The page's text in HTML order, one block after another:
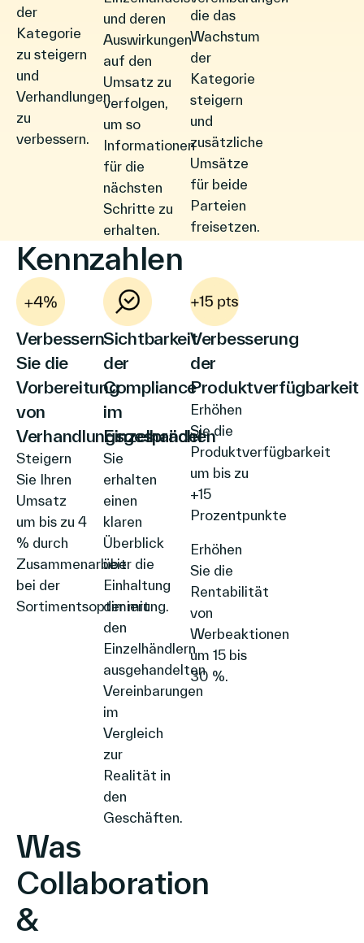
der
Kategorie
zu steigern
und
Verhandlungen
zu
verbessern.
und deren
Auswirkungen
auf den
Umsatz zu
verfolgen,
um so
Informationen
für die
nächsten
Schritte zu
erhalten.
die das
Wachstum
der
Kategorie
steigern
und
zusätzliche
Umsätze
für beide
Parteien
freisetzen.
Kennzahlen
Verbessern
Sie die
Vorbereitung
von
Verhandlungsgesprächen
Steigern
Sie Ihren
Umsatz
um bis zu 4
% durch
Zusammenarbeit
bei der
Sortimentsoptimierung.
Sichtbarkeit
der
Compliance
im
Einzelhandel
Sie
erhalten
einen
klaren
Überblick
über die
Einhaltung
der mit
den
Einzelhändlern
ausgehandelten
Vereinbarungen
im
Vergleich
zur
Realität in
den
Geschäften.
Verbesserung
der
Produktverfügbarkeit
Erhöhen
Sie die
Produktverfügbarkeit
um bis zu
+15
Prozentpunkte
Erhöhen
Sie die
Rentabilität
von
Werbeaktionen
um 15 bis
30 %.
Was
Collaboration​
&